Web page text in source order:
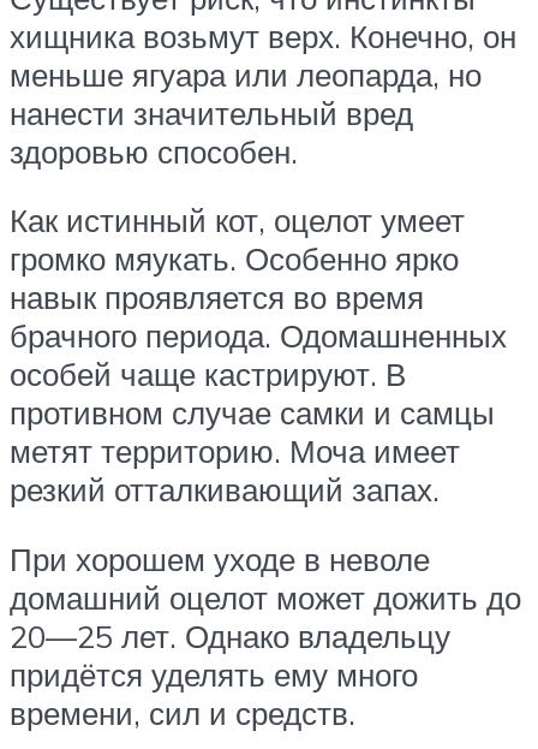
хищника возьмут верх. Конечно, он
меньше ягуара или леопарда, но
нанести значительный вред
здоровью способен.
Как истинный кот, оцелот умеет
громко мяукать. Особенно ярко
навык проявляется во время
брачного периода. Одомашненных
особей чаще кастрируют. В
противном случае самки и самцы
метят территорию. Моча имеет
резкий отталкивающий запах.
При хорошем уходе в неволе
домашний оцелот может дожить до
20—25 лет. Однако владельцу
придётся уделять ему много
времени, сил и средств.